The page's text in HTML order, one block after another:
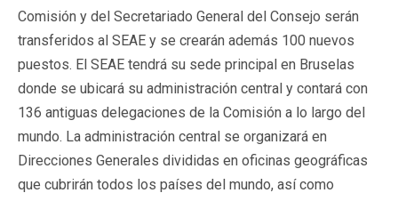
Comisión y del Secretariado General del Consejo serán
transferidos al SEAE y se crearán además 100 nuevos
puestos. El SEAE tendrá su sede principal en Bruselas
donde se ubicará su administración central y contará con
136 antiguas delegaciones de la Comisión a lo largo del
mundo. La administración central se organizará en
Direcciones Generales divididas en oficinas geográficas
que cubrirán todos los países del mundo, así como